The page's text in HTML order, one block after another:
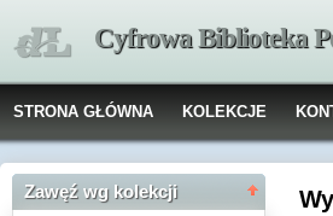
Cyfrowa Biblioteka
STRONA GŁÓWNA KOLEKCJE
Zawęź wg kolekcji